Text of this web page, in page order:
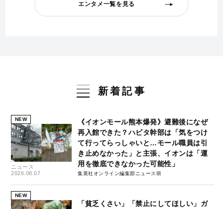
エンタメ一覧を見る
新着記事
NEW
ニュース
2026.08.07
《イオンモール熊本爆発》避難後になぜ
再入館できた？ハビタ幹部は「気をつけ
て行ってらっしゃいと…モール職員は引
き止めなかった」と主張、イオンは「運
用を徹底できなかった可能性」
集英社オンライン編集部ニュース班
NEW
「貧乏くさい」「禁止にしてほしい」ガ